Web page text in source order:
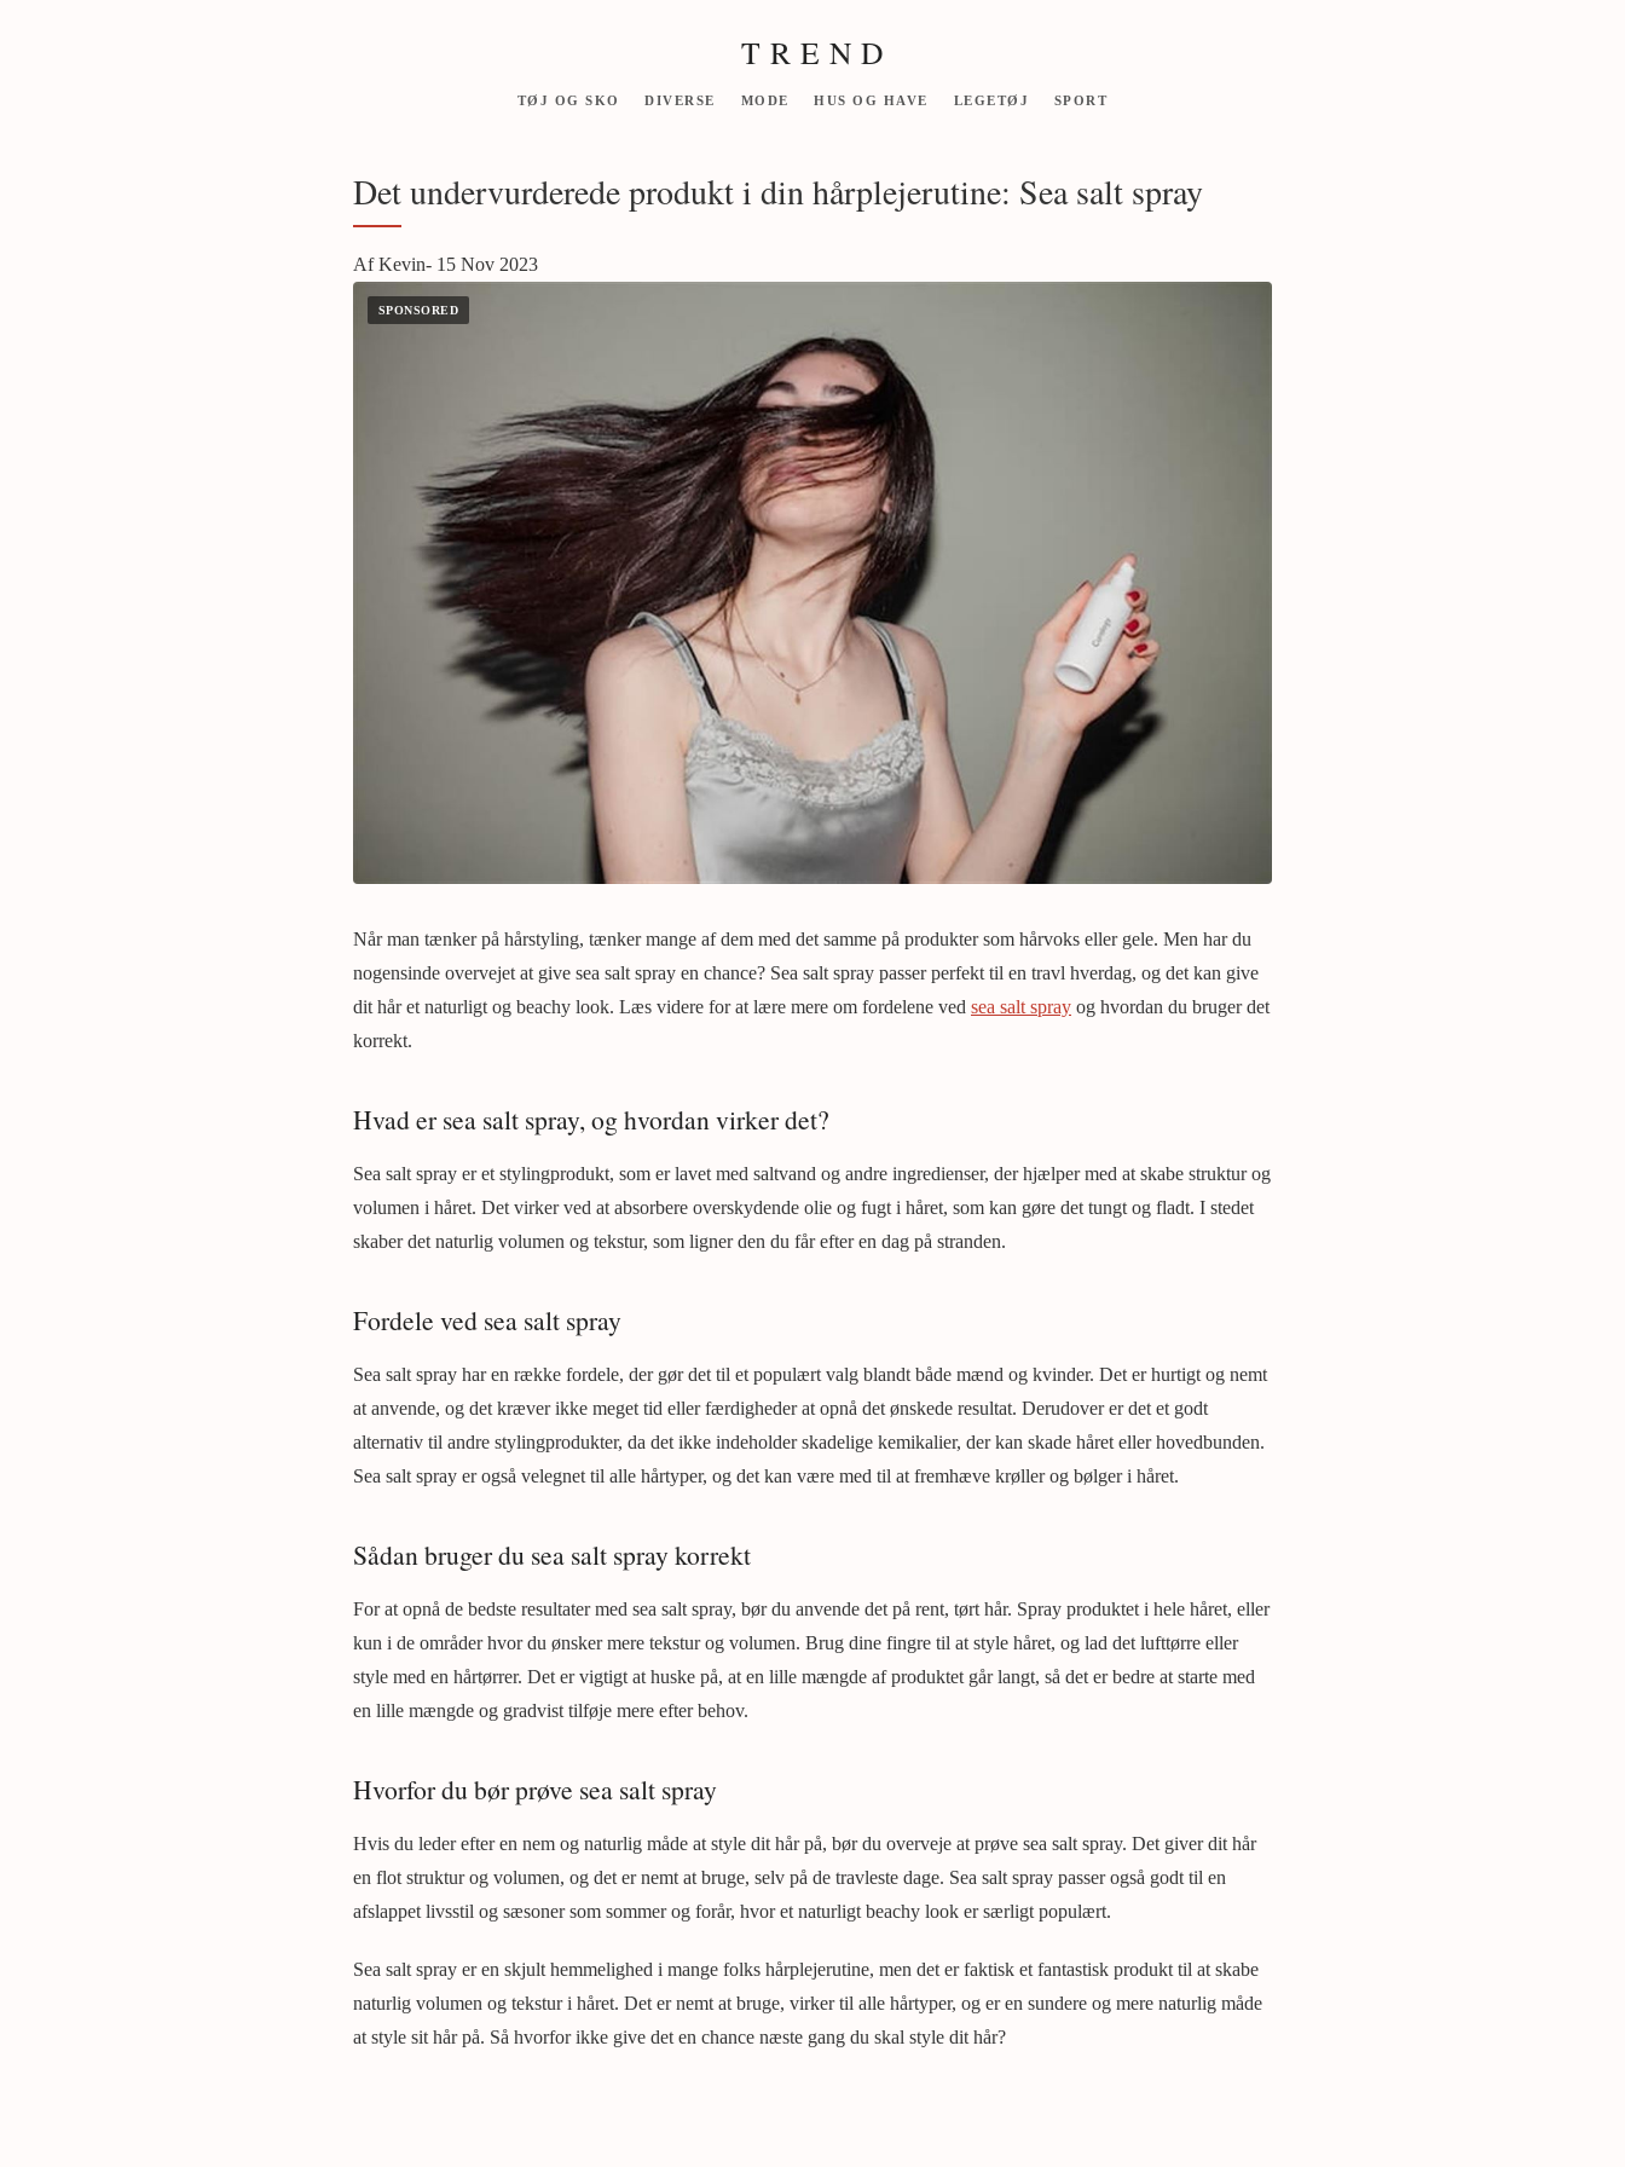
T R E N D
TØJ OG SKO DIVERSE MODE HUS OG HAVE LEGETØJ SPORT
Det undervurderede produkt i din hårplejerutine: Sea salt spray
Af Kevin- 15 Nov 2023
Når man tænker på hårstyling, tænker mange af dem med det samme på produkter som hårvoks eller gele. Men har du
nogensinde overvejet at give sea salt spray en chance? Sea salt spray passer perfekt til en travl hverdag, og det kan give
dit hår et naturligt og beachy look. Læs videre for at lære mere om fordelene ved sea salt spray og hvordan du bruger det
korrekt.
Hvad er sea salt spray, og hvordan virker det?
Sea salt spray er et stylingprodukt, som er lavet med saltvand og andre ingredienser, der hjælper med at skabe struktur og
volumen i håret. Det virker ved at absorbere overskydende olie og fugt i håret, som kan gøre det tungt og fladt. I stedet
skaber det naturlig volumen og tekstur, som ligner den du får efter en dag på stranden.
Fordele ved sea salt spray
Sea salt spray har en række fordele, der gør det til et populært valg blandt både mænd og kvinder. Det er hurtigt og nemt
at anvende, og det kræver ikke meget tid eller færdigheder at opnå det ønskede resultat. Derudover er det et godt
alternativ til andre stylingprodukter, da det ikke indeholder skadelige kemikalier, der kan skade håret eller hovedbunden.
Sea salt spray er også velegnet til alle hårtyper, og det kan være med til at fremhæve krøller og bølger i håret.
Sådan bruger du sea salt spray korrekt
For at opnå de bedste resultater med sea salt spray, bør du anvende det på rent, tørt hår. Spray produktet i hele håret, eller
kun i de områder hvor du ønsker mere tekstur og volumen. Brug dine fingre til at style håret, og lad det lufttørre eller
style med en hårtørrer. Det er vigtigt at huske på, at en lille mængde af produktet går langt, så det er bedre at starte med
en lille mængde og gradvist tilføje mere efter behov.
Hvorfor du bør prøve sea salt spray
Hvis du leder efter en nem og naturlig måde at style dit hår på, bør du overveje at prøve sea salt spray. Det giver dit hår
en flot struktur og volumen, og det er nemt at bruge, selv på de travleste dage. Sea salt spray passer også godt til en
afslappet livsstil og sæsoner som sommer og forår, hvor et naturligt beachy look er særligt populært.
Sea salt spray er en skjult hemmelighed i mange folks hårplejerutine, men det er faktisk et fantastisk produkt til at skabe
naturlig volumen og tekstur i håret. Det er nemt at bruge, virker til alle hårtyper, og er en sundere og mere naturlig måde
at style sit hår på. Så hvorfor ikke give det en chance næste gang du skal style dit hår?